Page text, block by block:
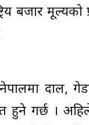
बजार
दाल,
गर्छ ।